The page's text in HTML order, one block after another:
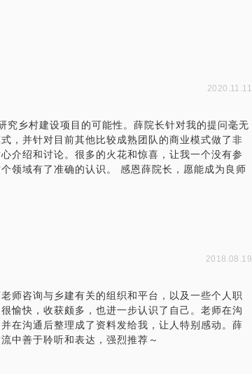
2020.11.11
究乡村建设项目的可能性。薛院长针对我的提问毫无
，并针对目前其他比较成熟团队的商业模式做了非
介绍和讨论。很多的火花和惊喜，让我一个没有参
领域有了准确的认识。 感恩薛院长，愿能成为良师
2018.08.19
师咨询与乡建有关的组织和平台，以及一些个人职
愉快，收获颇多，也进一步认识了自己。老师在沟
在沟通后整理成了资料发给我，让人特别感动。薛
中善于聆听和表达，强烈推荐～